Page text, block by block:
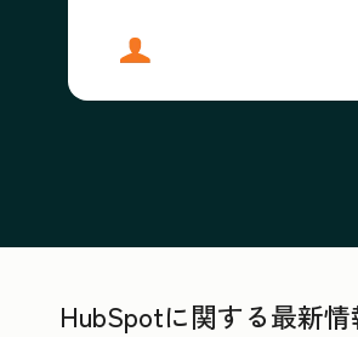
HubSpotに関する最新